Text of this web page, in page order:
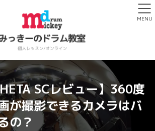
SCレビュー】360度
が撮影できるカメラはバ
の？
MENU